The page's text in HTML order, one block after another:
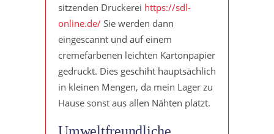
sitzenden Druckerei https://sdl-
online.de/ Sie werden dann
eingescannt und auf einem
cremefarbenen leichten Kartonpapier
gedruckt. Dies geschiht hauptsächlich
in kleinen Mengen, da mein Lager zu
Hause sonst aus allen Nähten platzt.